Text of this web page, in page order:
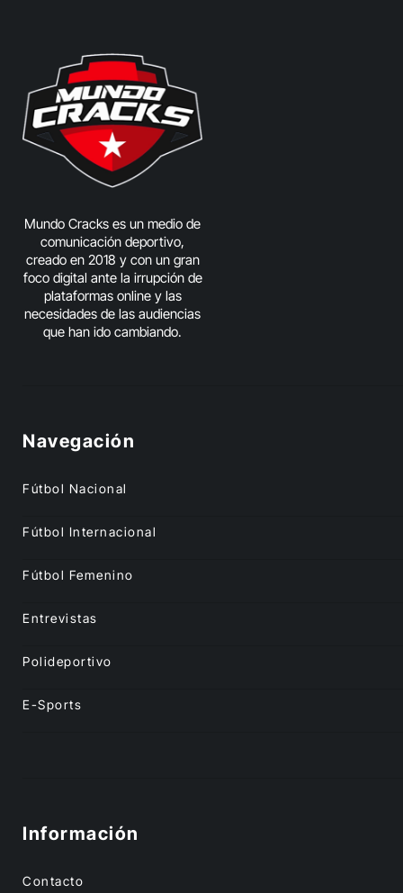
Mundo Cracks es un medio de
comunicación deportivo,
creado en 2018 y con un gran
foco digital ante la irrupción de
plataformas online y las
necesidades de las audiencias
que han ido cambiando.
Navegación
Fútbol Nacional
Fútbol Internacional
Fútbol Femenino
Entrevistas
Polideportivo
E-Sports
Información
Contacto